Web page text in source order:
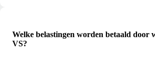
Welke belastingen worden betaald door
VS?